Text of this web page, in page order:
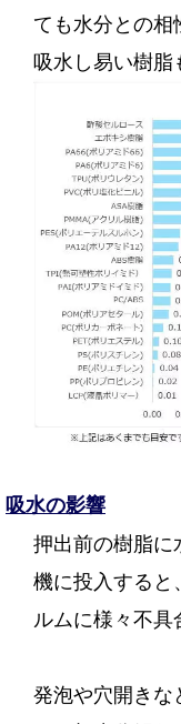
ても水分との
吸水し易い樹脂
吸水の影響
押出前の樹脂に
機に投入すると
ルムに様々不具
発泡や穴開きな